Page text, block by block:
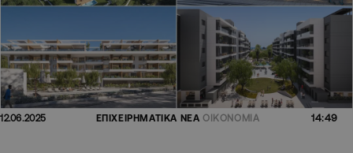
12.06.2025 ΕΠΙΧΕΙΡΗΜΑΤΙΚΑ ΝΕΑ ΟΙΚΟΝΟΜΙΑ 14:49